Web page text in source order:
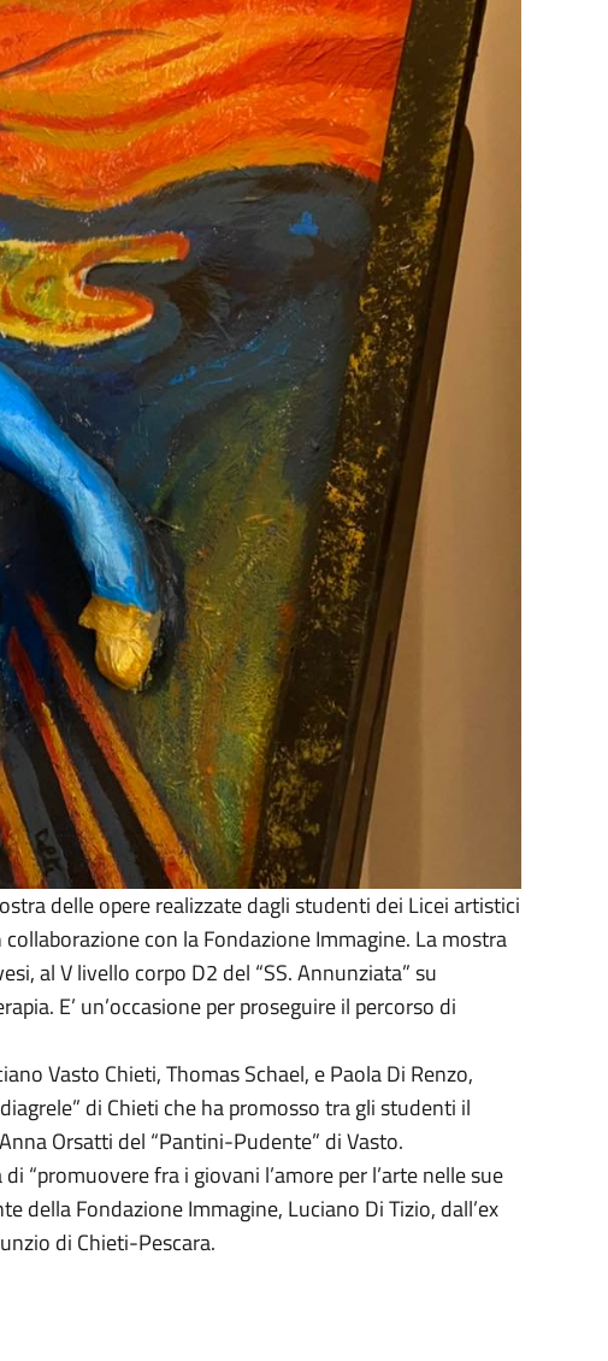
delle opere realizzate dagli studenti dei Licei artistici
con la Fondazione Immagine. La mostra
al V livello corpo D2 del “SS. Annunziata” su
E’ un’occasione per proseguire il percorso di
Vasto Chieti, Thomas Schael, e Paola Di Renzo,
di Chieti che ha promosso tra gli studenti il
Orsatti del “Pantini-Pudente” di Vasto.
“promuovere fra i giovani l’amore per l’arte nelle sue
della Fondazione Immagine, Luciano Di Tizio, dall’ex
di Chieti-Pescara.